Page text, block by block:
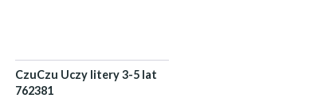
CzuCzu Uczy litery 3-5 lat
762381